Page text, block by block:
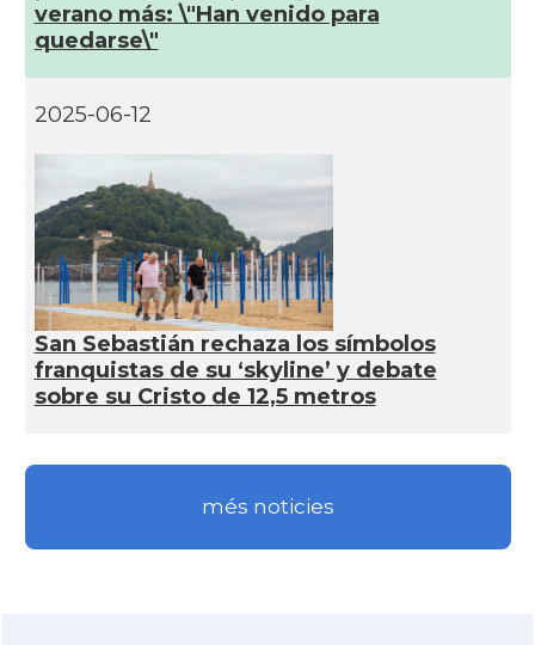
verano más: \"Han venido para
quedarse\"
2025-06-12
San Sebastián rechaza los símbolos
franquistas de su ‘skyline’ y debate
sobre su Cristo de 12,5 metros
més noticies